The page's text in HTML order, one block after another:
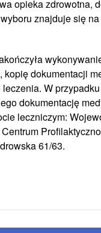
opieka zdrowotna,
znajduje się
kopię dokumentacji
W
dokumentację
leczniczym:
61/63.